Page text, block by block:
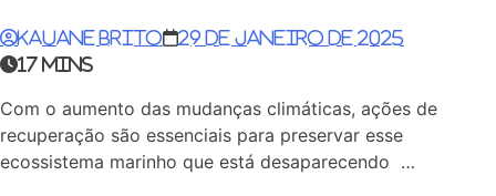
Kauane Brito
29 de janeiro de 2025
17 mins
Com o aumento das mudanças climáticas, ações de
recuperação são essenciais para preservar esse
ecossistema marinho que está desaparecendo …